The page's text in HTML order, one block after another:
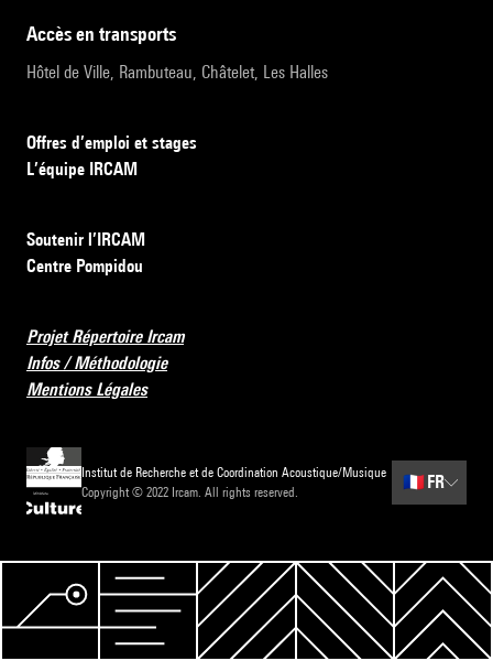
accès en transports
Hôtel de Ville, Rambuteau, Châtelet, Les Halles
Offres d’emploi et stages
L’équipe IRCAM
Soutenir l’IRCAM
Centre Pompidou
Projet Répertoire Ircam
Infos / Méthodologie
Mentions Légales
Institut de Recherche et de Coordination Acoustique/Musique
Copyright © 2022 Ircam. All rights reserved.
🇫🇷 FR